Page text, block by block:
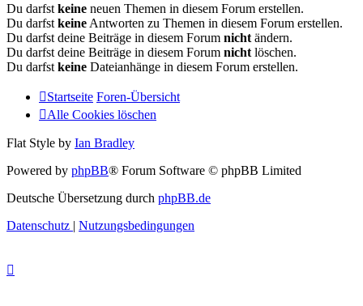
Du darfst keine neuen Themen in diesem Forum erstellen.
Du darfst keine Antworten zu Themen in diesem Forum erstellen.
Du darfst deine Beiträge in diesem Forum nicht ändern.
Du darfst deine Beiträge in diesem Forum nicht löschen.
Du darfst keine Dateianhänge in diesem Forum erstellen.
Startseite Foren-Übersicht
Alle Cookies löschen
Flat Style by Ian Bradley
Powered by phpBB® Forum Software © phpBB Limited
Deutsche Übersetzung durch phpBB.de
Datenschutz | Nutzungsbedingungen